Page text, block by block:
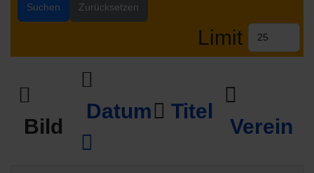
Suchen Zurücksetzen
Limit
Bild
Datum Titel
Verein